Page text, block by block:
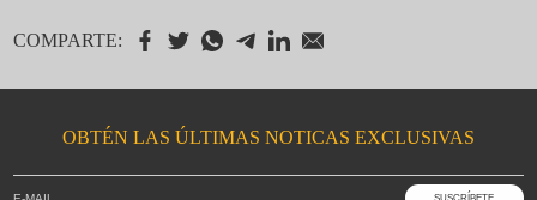
COMPARTE:
OBTÉN LAS ÚLTIMAS NOTICAS EXCLUSIVAS